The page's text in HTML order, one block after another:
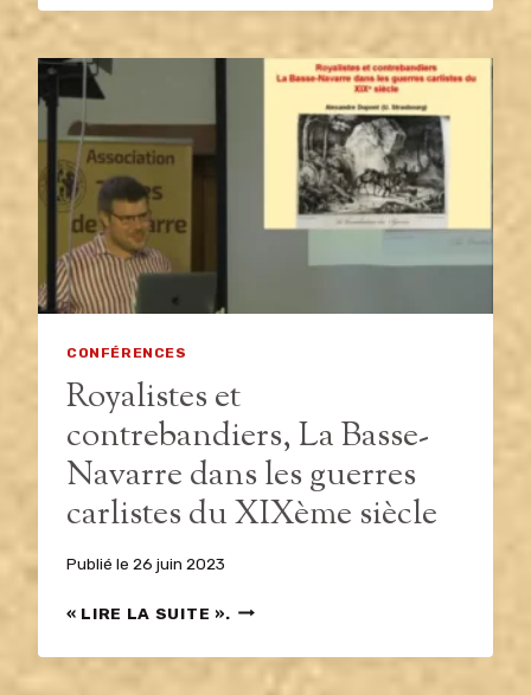
JUIFS
PAYS
BASQUE
CONFÉRENCES
Royalistes et
contrebandiers, La Basse-
Navarre dans les guerres
carlistes du XIXème siècle
Publié le 26 juin 2023
« LIRE LA SUITE ». ROYALISTES
CONTREBANDIERS,